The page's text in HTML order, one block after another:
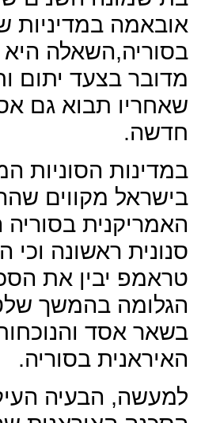
אובאמה במדיניות
בסוריה,השאלה
מדובר בצעד יתום
שאחריו תבוא גם
חדשה.
במדינות הסוניות
בישראל מקווים
האמריקנית בסוריה
סנונית ראשונה וכי
טראמפ יבין את
הגלומה בהמשך
בשאר אסד
האיראנית בסוריה.
למעשה, הבעיה